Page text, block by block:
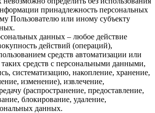
принадлежность персональных
Пользователю или иному субъекту
данных – любое действие
действий (операций),
средств автоматизации или
таких средств с персональными данными,
систематизацию, накопление, хранение,
изменение), извлечение,
(распространение, предоставление,
блокирование, удаление,
данных.